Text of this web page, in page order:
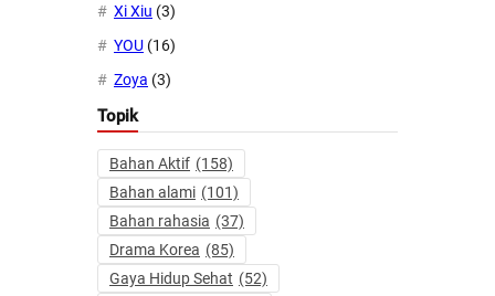
Xi Xiu (3)
YOU (16)
Zoya (3)
Topik
Bahan Aktif (158)
Bahan alami (101)
Bahan rahasia (37)
Drama Korea (85)
Gaya Hidup Sehat (52)